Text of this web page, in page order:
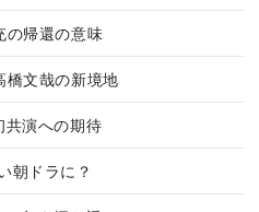
の帰還の意味
橋文哉の新境地
共演への期待
朝ドラに？